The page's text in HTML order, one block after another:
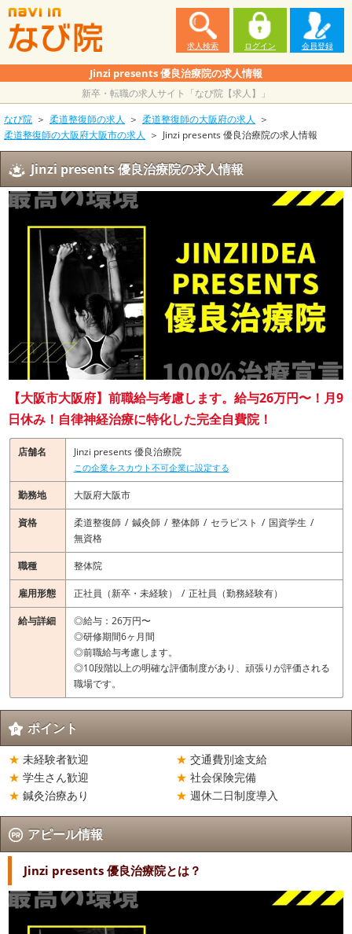
求人検索 ログイン 会員登録
Jinzi presents 優良治療院の求人情報
新卒・転職の求人サイト「なび院【求人】」
なび院
柔道整復師の求人
柔道整復師の大阪府の求人
柔道整復師の大阪府大阪市の求人
Jinzi presents 優良治療院の求人情報
Jinzi presents 優良治療院の求人情報
【大阪市大阪府】前職給与考慮します。給与26万円〜！月9
日休み！自律神経治療に特化した完全自費院！
店舗名 Jinzi presents 優良治療院
この企業をスカウト不可企業に設定する
勤務地 大阪府大阪市
資格 柔道整復師 鍼灸師 整体師 セラピスト
国資学生
無資格
職種 整体院
雇用形態 正社員（新卒・未経験） 正社員（勤務経験有）
給与詳細
◎給与：26万円〜
◎研修期間6ヶ月間
◎前職給与考慮します。
◎10段階以上の明確な評価制度があり、頑張りが評価される
職場です。
ポイント
未経験者歓迎
交通費別途支給
学生さん歓迎
社会保険完備
鍼灸治療あり
週休二日制度導入
アピール情報
Jinzi presents 優良治療院とは？